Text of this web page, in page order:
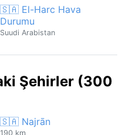
🇸🇦 El-Harc Hava
Durumu
Suudi Arabistan
Şehirler (300
🇸🇦 Najrān
190 km